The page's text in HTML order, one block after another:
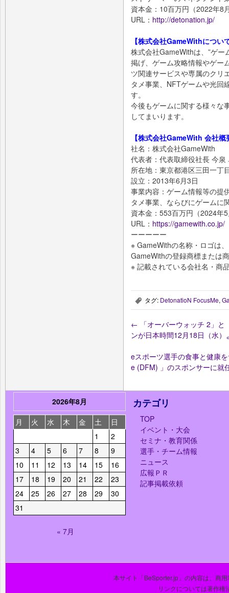
資本金：10百万円（2022年8
URL： http://detonation.jp/
【株式会社GameWithについ
株式会社GameWithは、”ゲー
掲げ、ゲーム攻略情報やゲー
ツ関連サービスや専属のクリ
タメ事業、NFTゲームや光回
す。
今後もゲームに関する様々な
してまいります。
【株式会社GameWith 会社概
社名：株式会社GameWith
代表者：代表取締役社長 今泉
所在地：東京都港区三田一丁
設立：2013年6月3日
事業内容：ゲーム情報等の提
タメ事業、ならびにゲームに
資本金：553百万円（2024年
URL： https://gamewith.co.jp/
ーーーーー
※ GameWithの名称・ロゴは
GameWithの登録商標または
※ 記載されている会社名・商
, タグ: DetonatioN FocusMe,
← 「オーバーウォッチ 2」
ンが日本時間12月18日（水）
eスポーツ選手の食事と健康
e (DFM) 」のスポンサーに就
2026年8月
月
火 水 木 金 土
日
1
2
3
4 5 6 7 8
9
10
11 12 13 14 15
16
17
18 19 20 21 22
23
24
25 26 27 28 29
30
31
« 7月
カテゴリ
TOP
イベント・大会
セミナ・教育関係
選手・チーム情報
ニュース
広報ＰＲ
記事掲載依頼
本サイト「BeSporter.jp」の内容は、商
リンクについては著作権